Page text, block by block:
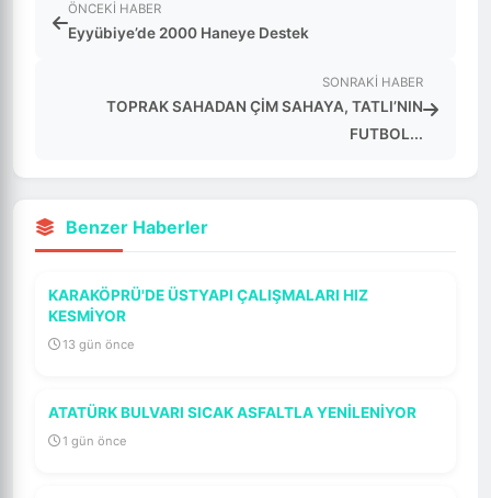
ÖNCEKI HABER
Eyyübiye’de 2000 Haneye Destek
SONRAKI HABER
TOPRAK SAHADAN ÇİM SAHAYA, TATLI’NIN
FUTBOL...
Benzer Haberler
KARAKÖPRÜ'DE ÜSTYAPI ÇALIŞMALARI HIZ
KESMİYOR
13 gün önce
ATATÜRK BULVARI SICAK ASFALTLA YENİLENİYOR
1 gün önce